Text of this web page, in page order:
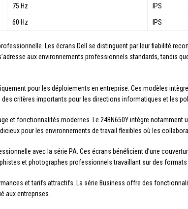
75 Hz IPS
60 Hz IPS
Les écrans Dell se distinguent par leur fiabilité
aux environnements professionnels standards, tandis
pour les déploiements en entreprise. Ces modèles
critères importants pour les directions informatiques et les
et fonctionnalités modernes. Le 24BN650Y intègre notamment
pour les environnements de travail flexibles où les
avec la série PA. Ces écrans bénéficient d’une
et photographes professionnels travaillant sur des formats
et tarifs attractifs. La série Business offre des
aux entreprises.